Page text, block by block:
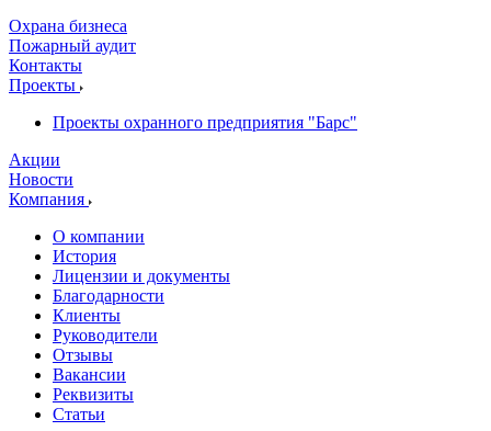
Охрана бизнеса
Пожарный аудит
Контакты
Проекты
Проекты охранного предприятия "Барс"
Акции
Новости
Компания
О компании
История
Лицензии и документы
Благодарности
Клиенты
Руководители
Отзывы
Вакансии
Реквизиты
Статьи